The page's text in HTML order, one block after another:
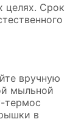
целях. Срок
вручную
мыльной
термос
в